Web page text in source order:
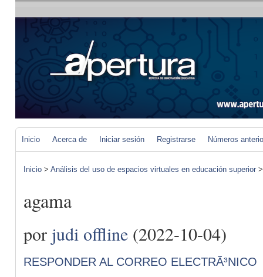
Inicio Acerca de Iniciar sesión Registrarse Números
Inicio > Análisis del uso de espacios virtuales en educación superior
agama
por judi offline (2022-10-04)
RESPONDER AL CORREO ELECTRÃ³NICO